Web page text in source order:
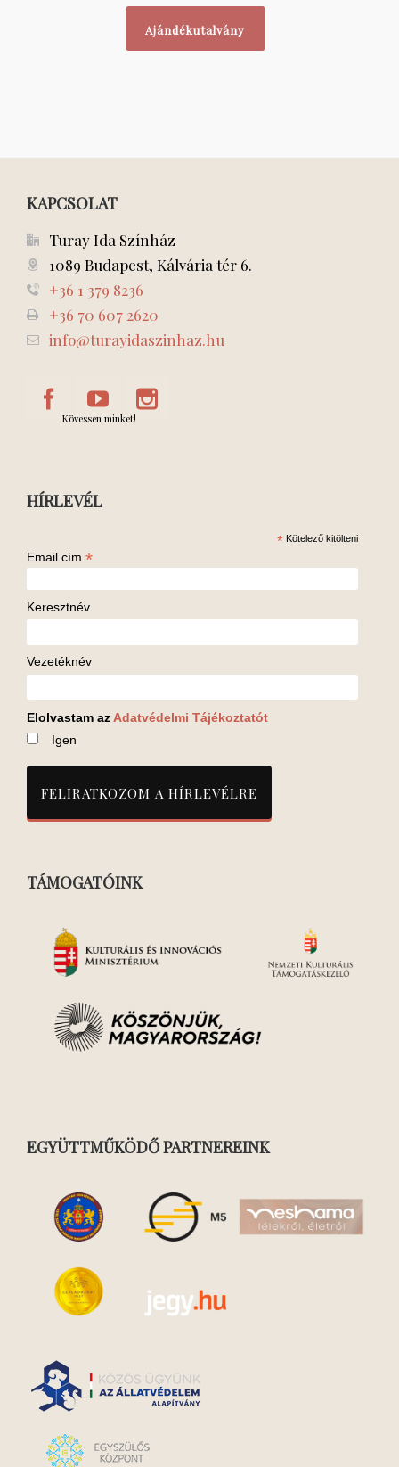
Ajándékutalvány
KAPCSOLAT
Turay Ida Színház
1089 Budapest, Kálvária tér 6.
+36 1 379 8236
+36 70 607 2620
info@turayidaszinhaz.hu
Kövessen minket!
HÍRLEVÉL
* Kötelező kitölteni
Email cím *
Keresztnév
Vezetéknév
Elolvastam az Adatvédelmi Tájékoztatót
Igen
TÁMOGATÓINK
EGYÜTTMŰKÖDŐ PARTNEREINK